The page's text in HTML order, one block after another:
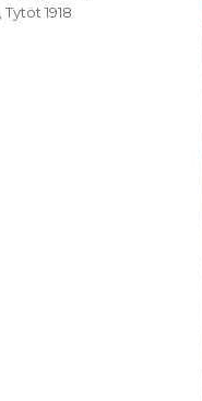
,Tytöt 1918